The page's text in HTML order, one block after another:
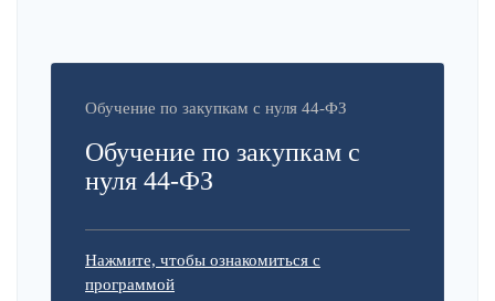
Обучение по закупкам с нуля 44-ФЗ
Обучение по закупкам с
нуля 44-ФЗ
Нажмите, чтобы ознакомиться с
программой